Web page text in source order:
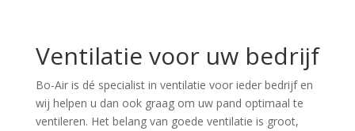
Ventilatie voor uw bedrijf
Bo-Air is dé specialist in ventilatie voor ieder bedrijf en
wij helpen u dan ook graag om uw pand optimaal te
ventileren. Het belang van goede ventilatie is groot,